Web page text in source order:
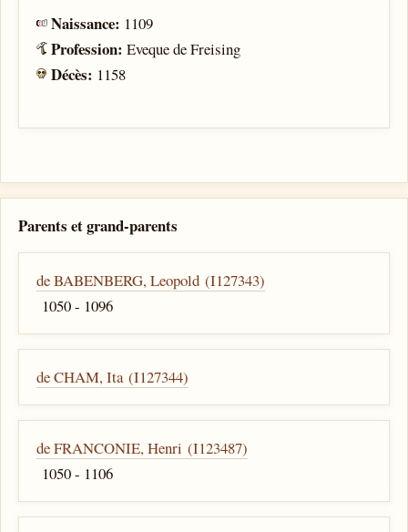
Naissance: 1109
Profession:Eveque de Freising
Décès: 1158
Parents et grand-parents
de BABENBERG, Leopold (I127343)
1050 - 1096
de CHAM, Ita (I127344)
de FRANCONIE, Henri (I123487)
1050 - 1106